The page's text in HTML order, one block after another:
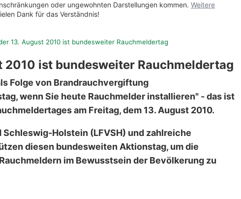
oder ungewohnten Darstellungen kommen. Weitere
Dank für das Verständnis!
13. August 2010 ist bundesweiter Rauchmeldertag
2010 ist bundesweiter Rauchmeldertag
Folge von Brandrauchvergiftung
wenn Sie heute Rauchmelder installieren" - das ist
am Freitag, dem 13. August 2010.
Holstein (LFVSH) und zahlreiche
diesen bundesweiten Aktionstag, um die
im Bewusstsein der Bevölkerung zu